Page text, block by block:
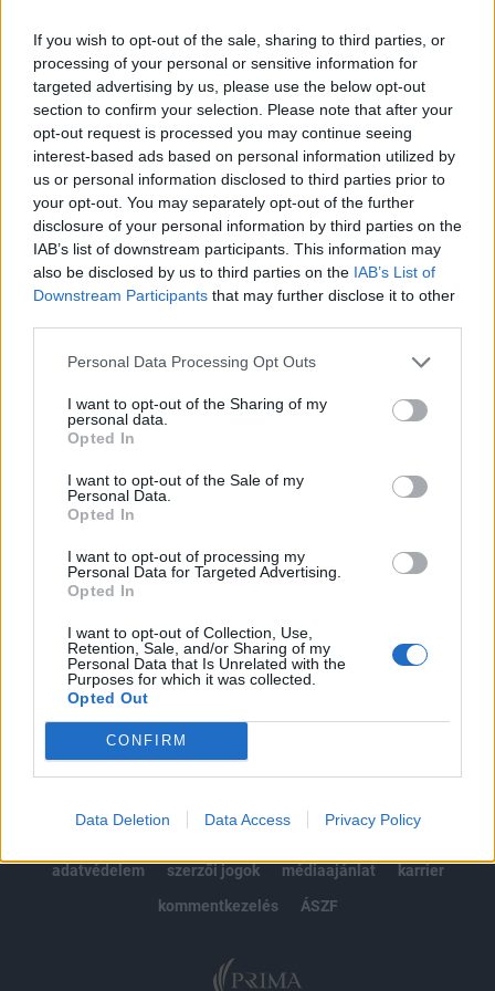
If you wish to opt-out of the sale, sharing to third parties, or
processing of your personal or sensitive information for
targeted advertising by us, please use the below opt-out
section to confirm your selection. Please note that after your
opt-out request is processed you may continue seeing
interest-based ads based on personal information utilized by
us or personal information disclosed to third parties prior to
your opt-out. You may separately opt-out of the further
disclosure of your personal information by third parties on the
IAB’s list of downstream participants. This information may
also be disclosed by us to third parties on the IAB’s List of
Downstream Participants that may further disclose it to other
Personal Data Processing Opt Outs
I want to opt-out of the Sharing of my
personal data.
Opted In
I want to opt-out of the Sale of my
Personal Data.
Opted In
I want to opt-out of processing my
Personal Data for Targeted Advertising.
Opted In
I want to opt-out of Collection, Use,
Retention, Sale, and/or Sharing of my
Personal Data that Is Unrelated with the
Purposes for which it was collected.
Opted Out
CONFIRM
Data Deletion Data Access Privacy Policy
gazdaságpolitika, a választások után gyökeresen
változhatnak meg a körülmények és a célok. Merre tart a
magyar kormány és mivel néz szembe a nemzetközi
környezetben? Ez lesz a Portfolio idei kiemelt
gazdaságpolitikai konferenciájának legfontosabb
témája.Információ és jelentkezésAz MNB Pénzügyi
Stabilitási Tanácsa elfogadta...
KEDVES OLVASÓNK!
regisztrációhoz kötött.
Az előfizetés a következőket tartalmazza:
Portfolio.hu teljes cikkarchívum
kötéslistái
MÁR ELŐFIZETŐNK VAGY? BEJELENTKEZÉS
adatvédelem
szerzői jogok médiaajánlat
karrier
kommentkezelés
ÁSZF